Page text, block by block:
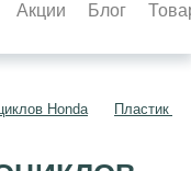
Акции Блог
Honda Пластик